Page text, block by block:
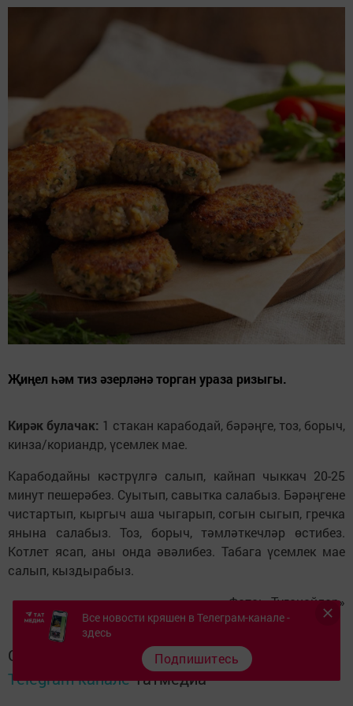
Җиңел һәм тиз әзерләнә торган ураза ризыгы.
Кирәк булачак: 1 стакан карабодай, бәрәңге, тоз, борыч,
кинза/кориандр, үсемлек мае.
Карабодайны кәстрүлгә салып, кайнап чыккач 20-25
минут пешерәбез. Суытып, савытка салабыз. Бәрәңгене
чистартып, кыргыч аша чыгарып, согын сыгып, гречка
янына салабыз. Тоз, борыч, тәмләткечләр өстибез.
Котлет ясап, аны онда әвәлибез. Табага үсемлек мае
салып, кыздырабыз.
Фото: «Туганайлар»
Следите за самым важным и интересным в
Telegram-каналеТатмедиа
Все новости кряшен в Телеграм-канале -
здесь
Подпишитесь